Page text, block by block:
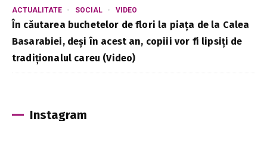
ACTUALITATE SOCIAL VIDEO
În căutarea buchetelor de flori la piața de la Calea
Basarabiei, deși în acest an, copiii vor fi lipsiți de
tradiționalul careu (Video)
Instagram